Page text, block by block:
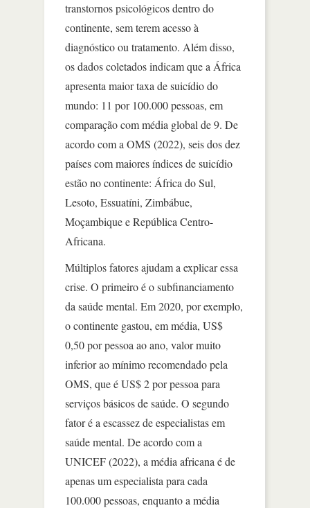
transtornos psicológicos dentro do
continente, sem terem acesso à
diagnóstico ou tratamento. Além disso,
os dados coletados indicam que a África
apresenta maior taxa de suicídio do
mundo: 11 por 100.000 pessoas, em
comparação com média global de 9. De
acordo com a OMS (2022), seis dos dez
países com maiores índices de suicídio
estão no continente: África do Sul,
Lesoto, Essuatíni, Zimbábue,
Moçambique e República Centro-
Africana.
Múltiplos fatores ajudam a explicar essa
crise. O primeiro é o subfinanciamento
da saúde mental. Em 2020, por exemplo,
o continente gastou, em média, US$
0,50 por pessoa ao ano, valor muito
inferior ao mínimo recomendado pela
OMS, que é US$ 2 por pessoa para
serviços básicos de saúde. O segundo
fator é a escassez de especialistas em
saúde mental. De acordo com a
UNICEF (2022), a média africana é de
apenas um especialista para cada
100.000 pessoas, enquanto a média